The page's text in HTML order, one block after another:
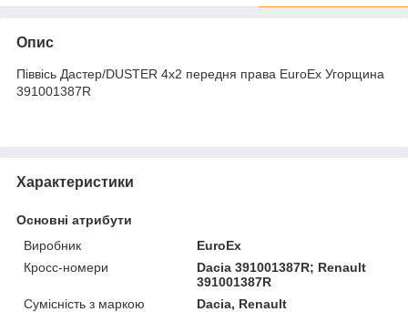
Опис
Піввісь Дастер/DUSTER 4х2 передня права EuroEx Угорщина
391001387R
Характеристики
Основні атрибути
Виробник
EuroEx
Кросс-номери
Dacia 391001387R; Renault
391001387R
Сумісність з маркою
Dacia, Renault